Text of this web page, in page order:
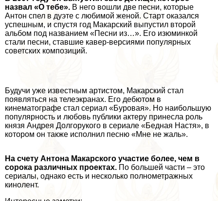
назвал «О тебе». В него вошли две песни, которые
Антон спел в дуэте с любимой женой. Старт оказался
успешным, и спустя год Макарский выпустил второй
альбом под названием «Песни из…». Его изюминкой
стали песни, ставшие кавер-версиями популярных
советских композиций.
Будучи уже известным артистом, Макарский стал
появляться на телеэкранах. Его дебютом в
кинематографе стал сериал «Буровая». Но наибольшую
популярность и любовь публики актеру принесла роль
князя Андрея Долгорукого в сериале «Бедная Настя», в
котором он также исполнил песню «Мне не жаль».
На счету Антона Макарского участие более, чем в
сорока различных проектах. По большей части – это
сериалы, однако есть и несколько полнометражных
кинолент.